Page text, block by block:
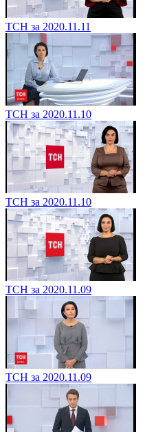
ТСН за 2020.11.11
ТСН за 2020.11.10
ТСН за 2020.11.10
ТСН за 2020.11.09
ТСН за 2020.11.09